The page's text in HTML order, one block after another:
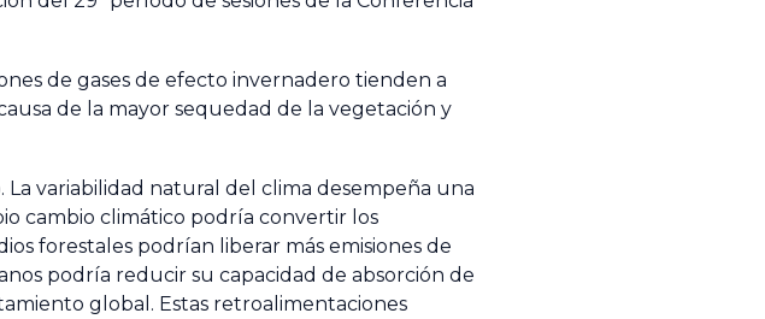
de gases de efecto invernadero tienden a
de la mayor sequedad de la vegetación y
variabilidad natural del clima desempeña una
cambio climático podría convertir los
forestales podrían liberar más emisiones de
podría reducir su capacidad de absorción de
global. Estas retroalimentaciones